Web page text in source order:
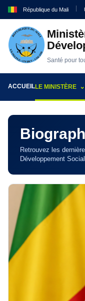
République du Mali
Santé pour
ACCUEILLE MINISTÈRE
Retrouvez les
Développement